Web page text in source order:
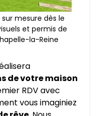
mesure dès le
et permis de
la-Reine
de votre maison
RDV avec
vous imaginiez